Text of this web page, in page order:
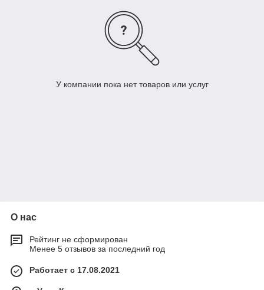
У компании пока нет товаров или услуг
О нас
Рейтинг не сформирован
Менее 5 отзывов за последний год
Работает с 17.08.2021